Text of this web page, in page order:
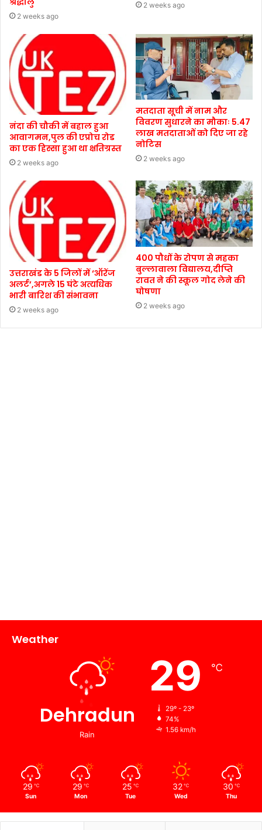
2 weeks ago
2 weeks ago
नंदा की चौकी में बहाल हुआ
आवागमन,पुल की एप्रोच रोड
का एक हिस्सा हुआ था क्षतिग्रस्त
2 weeks ago
मतदाता सूची में नाम और
विवरण सुधारने का मौकाः 5.47
लाख मतदाताओं को दिए जा रहे
नोटिस
2 weeks ago
उत्तराखंड के 5 जिलों में ‘ऑरेंज
अलर्ट’,अगले 15 घंटे अत्यधिक
भारी बारिश की संभावना
2 weeks ago
400 पौधों के रोपण से महका
बुल्लावाला विद्यालय,दीप्ति
रावत ने की स्कूल गोद लेने की
घोषणा
2 weeks ago
Weather
Dehradun
Rain
29 ℃
29º - 23º
74%
1.56 km/h
29 ℃
Sun
29 ℃
Mon
25 ℃
Tue
32 ℃
Wed
30 ℃
Thu